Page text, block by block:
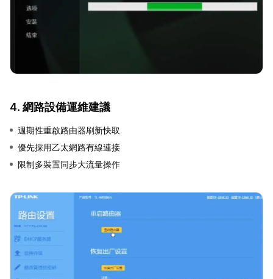
4. 網路設備運維建議
週期性重啟路由器刷新快取
優先採用乙太網路有線連接
限制多裝置同步大流量操作